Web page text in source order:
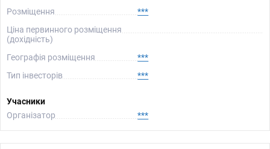
Розміщення
***
Ціна первинного розміщення
(дохідність)
Географія розміщення
***
Тип інвесторів
***
Учасники
Організатор
***